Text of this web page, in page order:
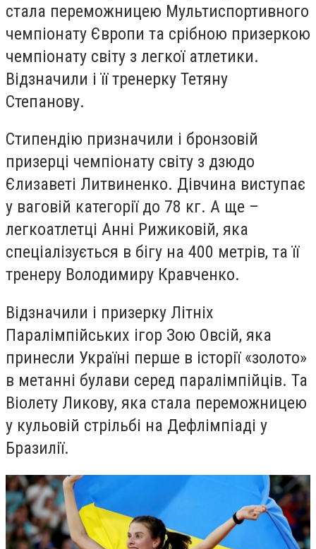
стала переможницею Мультиспортивного
чемпіонату Європи та срібною призеркою
чемпіонату світу з легкої атлетики.
Відзначили і її тренерку Тетяну
Степанову.
Стипендію призначили і бронзовій
призерці чемпіонату світу з дзюдо
Єлизаветі Литвиненко. Дівчина виступає
у ваговій категорії до 78 кг. А ще –
легкоатлетці Анні Рижиковій, яка
спеціалізується в бігу на 400 метрів, та її
тренеру Володимиру Кравченко.
Відзначили і призерку Літніх
Паралімпійських ігор Зою Овсій, яка
принесли Україні перше в історії «золото»
в метанні булави серед паралімпійців. Та
Віолету Ликову, яка стала переможницею
у кульовій стрільбі на Дефлімпіаді у
Бразилії.